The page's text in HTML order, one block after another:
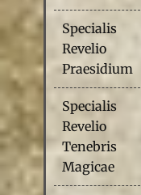
Specialis
Revelio
Praesidium
Specialis
Revelio
Tenebris
Magicae